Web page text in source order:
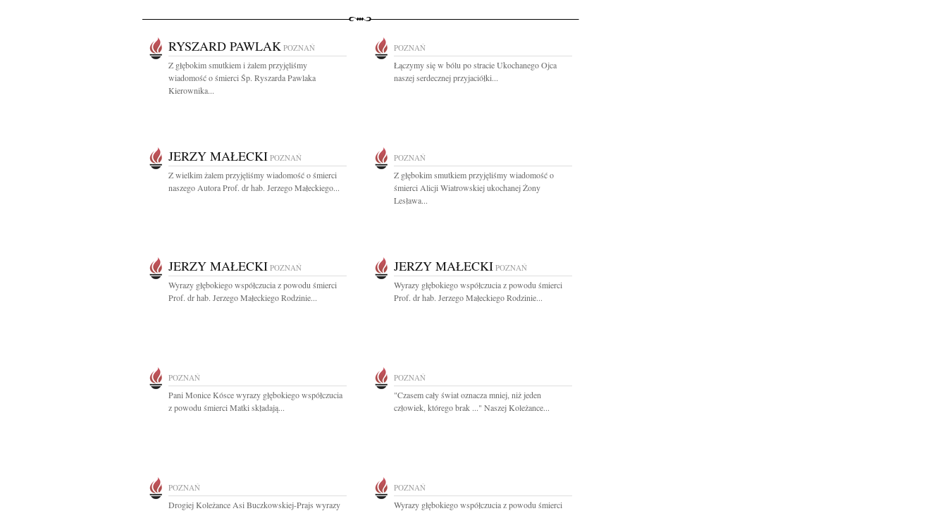
RYSZARD PAWLAK POZNAŃ
Z głębokim smutkiem i żalem przyjęliśmy
wiadomość o śmierci Śp. Ryszarda Pawlaka
Kierownika...
POZNAŃ
Łączymy się w bólu po stracie Ukochanego Ojca
naszej serdecznej przyjaciółki...
JERZY MAŁECKI POZNAŃ
Z wielkim żalem przyjęliśmy wiadomość o śmierci
naszego Autora Prof. dr hab. Jerzego Małeckiego...
POZNAŃ
Z głębokim smutkiem przyjęliśmy wiadomość o
śmierci Alicji Wiatrowskiej ukochanej Żony
Lesława...
JERZY MAŁECKI POZNAŃ
Wyrazy głębokiego współczucia z powodu śmierci
Prof. dr hab. Jerzego Małeckiego Rodzinie...
JERZY MAŁECKI POZNAŃ
Wyrazy głębokiego współczucia z powodu śmierci
Prof. dr hab. Jerzego Małeckiego Rodzinie...
POZNAŃ
Pani Monice Kósce wyrazy głębokiego współczucia
z powodu śmierci Matki składają...
POZNAŃ
"Czasem cały świat oznacza mniej, niż jeden
człowiek, którego brak ..." Naszej Koleżance...
POZNAŃ
Drogiej Koleżance Asi Buczkowskiej-Prajs wyrazy
POZNAŃ
Wyrazy głębokiego współczucia z powodu śmierci